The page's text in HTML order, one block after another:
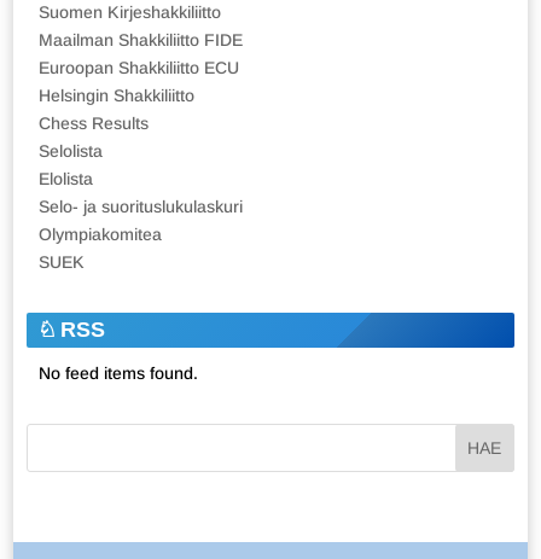
Suomen Kirjeshakkiliitto
Maailman Shakkiliitto FIDE
Euroopan Shakkiliitto ECU
Helsingin Shakkiliitto
Chess Results
Selolista
Elolista
Selo- ja suorituslukulaskuri
Olympiakomitea
SUEK
RSS
No feed items found.